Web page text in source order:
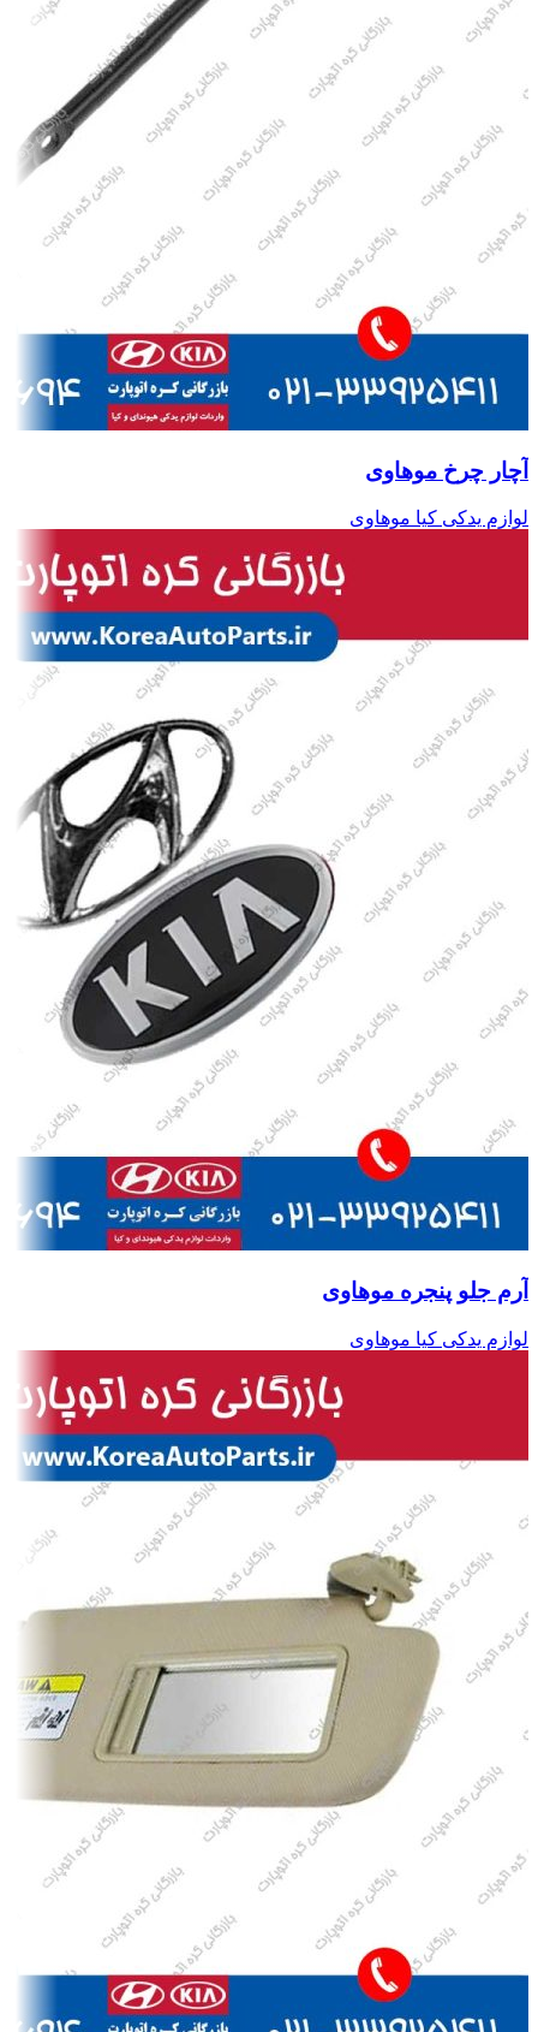
آچار چرخ موهاوی
لوازم یدکی کیا موهاوی
آرم جلو پنجره موهاوی
لوازم یدکی کیا موهاوی